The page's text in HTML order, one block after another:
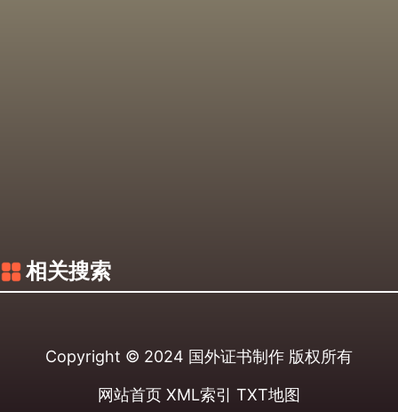
相关搜索
Copyright © 2024 国外证书制作 版权所有
网站首页 XML索引 TXT地图